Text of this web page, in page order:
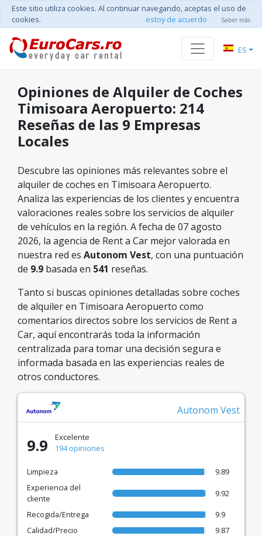
Este sitio utiliza cookies. Al continuar navegando, aceptas el uso de
cookies.
estoy de acuerdo Saber más
ES
Opiniones de Alquiler de Coches
Timisoara Aeropuerto: 214
Reseñas de las 9 Empresas
Locales
Descubre las opiniones más relevantes sobre el
alquiler de coches en Timisoara Aeropuerto.
Analiza las experiencias de los clientes y encuentra
valoraciones reales sobre los servicios de alquiler
de vehículos en la región. A fecha de 07 agosto
2026, la agencia de Rent a Car mejor valorada en
nuestra red es Autonom Vest, con una puntuación
de 9.9 basada en 541 reseñas.
Tanto si buscas opiniones detalladas sobre coches
de alquiler en Timisoara Aeropuerto como
comentarios directos sobre los servicios de Rent a
Car, aquí encontrarás toda la información
centralizada para tomar una decisión segura e
informada basada en las experiencias reales de
otros conductores.
Autonom Vest
9.9
Excelente
194 opiniones
Limpieza
9.89
Experiencia del
cliente
9.92
Recogida/Entrega
9.9
Calidad/Precio
9.87